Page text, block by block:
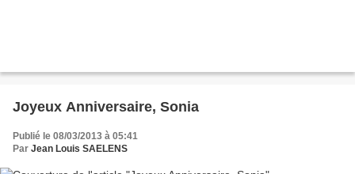
Joyeux Anniversaire, Sonia
Publié le 08/03/2013 à 05:41
Par Jean Louis SAELENS